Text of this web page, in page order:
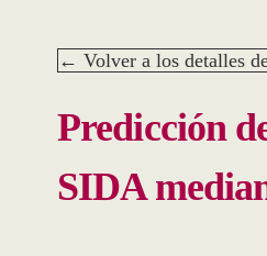
← Volver a los detalles
Predicción
SIDA